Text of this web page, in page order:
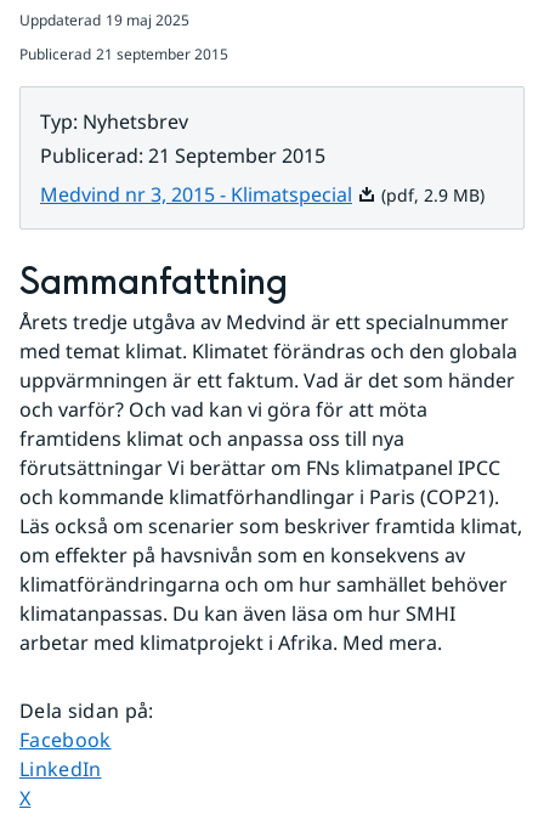
Uppdaterad 19 maj 2025
Publicerad 21 september 2015
Typ: Nyhetsbrev
Publicerad: 21 September 2015
Medvind nr 3, 2015 - Klimatspecial Pdf, 2.9 MB.
(pdf, 2.9 MB)
Sammanfattning
Årets tredje utgåva av Medvind är ett specialnummer
med temat klimat. Klimatet förändras och den globala
uppvärmningen är ett faktum. Vad är det som händer
och varför? Och vad kan vi göra för att möta
framtidens klimat och anpassa oss till nya
förutsättningar Vi berättar om FNs klimatpanel IPCC
och kommande klimatförhandlingar i Paris (COP21).
Läs också om scenarier som beskriver framtida klimat,
om effekter på havsnivån som en konsekvens av
klimatförändringarna och om hur samhället behöver
klimatanpassas. Du kan även läsa om hur SMHI
arbetar med klimatprojekt i Afrika. Med mera.
Dela sidan på:
Dela sidan på
Facebook
Dela sidan på
LinkedIn
Dela sidan på
X